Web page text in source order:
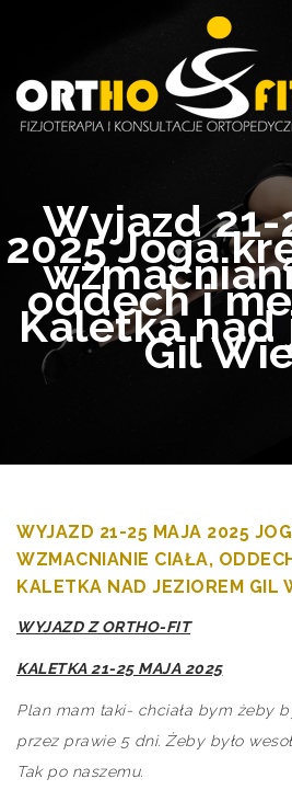
Wyjazd 21-
2025 Joga
oddech i
Kaletka nad
Gil
WYJAZD 21-25 MAJA 2025
WZMACNIANIE CIAŁA,
KALETKA NAD JEZIOREM GIL
WYJAZD Z ORTHO-FIT
KALETKA 21-25 MAJA 2025
Plan mam taki- chciała bym żeby
przez prawie 5 dni. Żeby było
Tak po naszemu.